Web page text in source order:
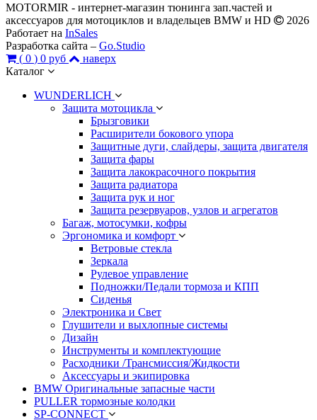
MOTORMIR - интернет-магазин тюнинга зап.частей и
аксессуаров для мотоциклов и владельцев BMW и HD
2026
Работает на InSales
Разработка сайта – Go.Studio
( 0 ) 0 руб
наверх
Каталог
WUNDERLICH
Защита мотоцикла
Брызговики
Расширители бокового упора
Защитные дуги, слайдеры, защита двигателя
Защита фары
Защита лакокрасочного покрытия
Защита радиатора
Защита рук и ног
Защита резервуаров, узлов и агрегатов
Багаж, мотосумки, кофры
Эргономика и комфорт
Ветровые стекла
Зеркала
Рулевое управление
Подножки/Педали тормоза и КПП
Сиденья
Электроника и Свет
Глушители и выхлопные системы
Дизайн
Инструменты и комплектующие
Расходники /Трансмиссия/Жидкости
Аксессуары и экипировка
BMW Оригинальные запасные части
PULLER тормозные колодки
SP-CONNECT